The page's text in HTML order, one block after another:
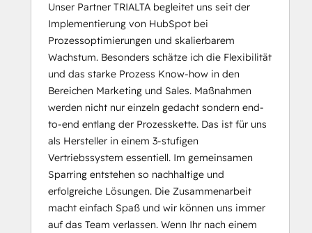
Unser Partner TRIALTA begleitet uns seit der
Implementierung von HubSpot bei
Prozessoptimierungen und skalierbarem
Wachstum. Besonders schätze ich die Flexibilität
und das starke Prozess Know-how in den
Bereichen Marketing und Sales. Maßnahmen
werden nicht nur einzeln gedacht sondern end-
to-end entlang der Prozesskette. Das ist für uns
als Hersteller in einem 3-stufigen
Vertriebssystem essentiell. Im gemeinsamen
Sparring entstehen so nachhaltige und
erfolgreiche Lösungen. Die Zusammenarbeit
macht einfach Spaß und wir können uns immer
auf das Team verlassen. Wenn Ihr nach einem